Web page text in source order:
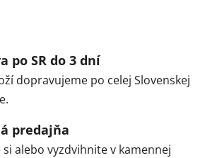
po SR do 3 dní
dopravujeme po celej Slovenskej
predajňa
si alebo vyzdvihnite v kamennej